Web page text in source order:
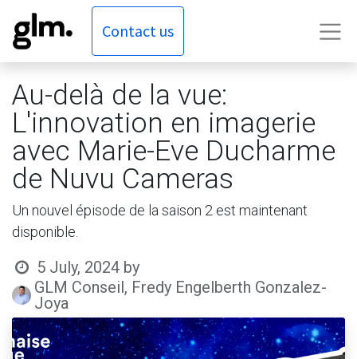
Contact us
Au-delà de la vue:
L'innovation en imagerie
avec Marie-Eve Ducharme
de Nuvu Cameras
Un nouvel épisode de la saison 2 est maintenant
disponible.
5 July, 2024 by
GLM Conseil, Fredy Engelberth Gonzalez-
Joya